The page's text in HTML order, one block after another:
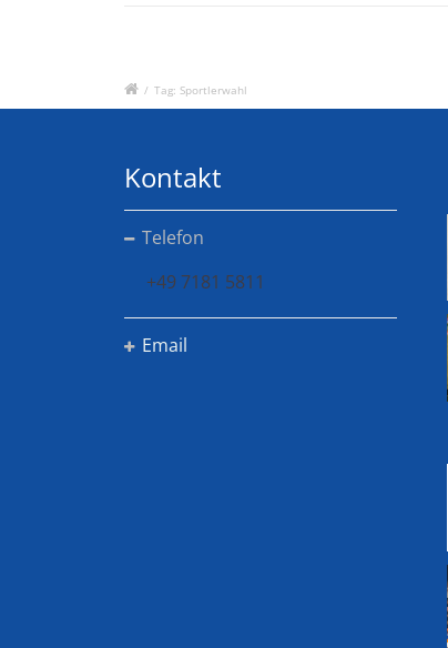
/ Tag: Sportlerwahl
Kontakt
Telefon
+49 7181 5811
Email